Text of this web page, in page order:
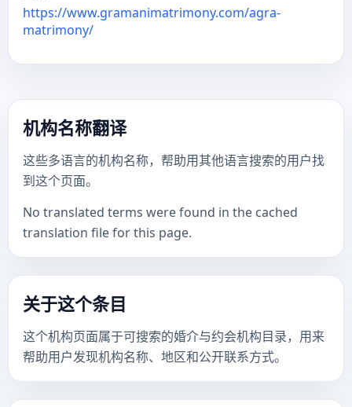
https://www.gramanimatrimony.com/agra-
matrimony/
机构名称翻译
这些多语言的机构名称，帮助用其他语言搜索的用户找
到这个页面。
No translated terms were found in the cached
translation file for this page.
关于这个条目
这个机构页面属于可搜索的婚介与约会机构目录，用来
帮助用户发现机构名称、地区和公开联系方式。